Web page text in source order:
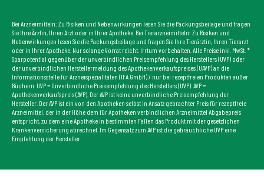
Bei Arzneimitteln: Zu Risiken und Nebenwirkungen lesen Sie die Packungsbeilage und fragen
Sie Ihre Ärztin, Ihren Arzt oder in Ihrer Apotheke. Bei Tierarzneimitteln: Zu Risiken und
Nebenwirkungen lesen Sie die Packungsbeilage und fragen Sie Ihre Tierärztin, Ihren Tierarzt
oder in Ihrer Apotheke. Nur solange Vorrat reicht. Irrtum vorbehalten. Alle Preise inkl. MwSt. *
Sparpotential gegenüber der unverbindlichen Preisempfehlung des Herstellers (UVP) oder
der unverbindlichen Herstellermeldung des Apothekenverkaufspreises (UAVP) an die
Informationsstelle für Arzneispezialitäten (IFA GmbH) / nur bei rezeptfreien Produkten außer
Büchern. UVP = Unverbindliche Preisempfehlung des Herstellers (UVP). AVP =
Apothekenverkaufspreis (AVP). Der AVP ist keine unverbindliche Preisempfehlung der
Hersteller. Der AVP ist ein von den Apotheken selbst in Ansatz gebrachter Preis für rezeptfreie
Arzneimittel, der in der Höhe dem für Apotheken verbindlichen Arzneimittel Abgabepreis
entspricht, zu dem eine Apotheke in bestimmten Fällen das Produkt mit der gesetzlichen
Krankenversicherung abrechnet. Im Gegensatz zum AVP ist die gebräuchliche UVP eine
Empfehlung der Hersteller.